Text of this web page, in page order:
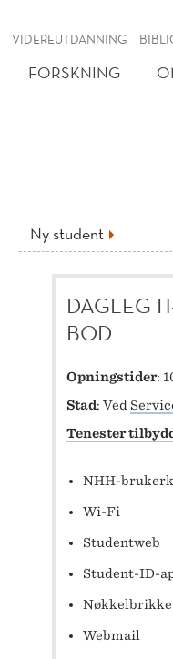
VIDEREUTDANNING
FORSKNING
Ny student
DAGLEG
BOD
Opningstider:
Stad: Ved
Tenester
NHH-
Wi-Fi
Studentweb
Student-ID-
Nøkkelbrikke
Webmail